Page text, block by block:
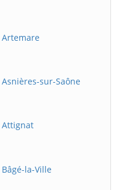
sur-Saône
la-Ville